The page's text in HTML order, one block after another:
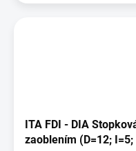
ITA FDI - DIA
zaoblením (D=12; I=5;